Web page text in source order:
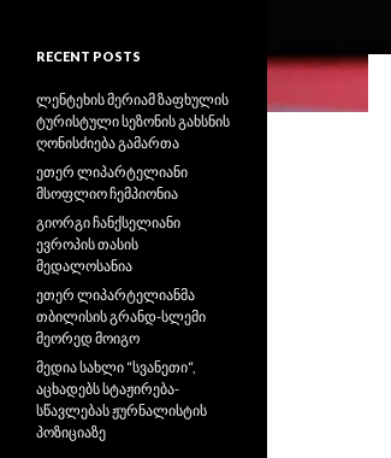
RECENT POSTS
ლენტეხის მერიამ ზაფხულის
ტურისტული სეზონის გახსნის
ღონისძიება გამართა
ეთერ ლიპარტელიანი
მსოფლიო ჩემპიონია
გიორგი ჩანქსელიანი
ევროპის თასის
მედალოსანია
ეთერ ლიპარტელიანმა
თბილისის გრანდ-სლემი
მეორედ მოიგო
მედია სახლი “სვანეთი“,
აცხადებს სტაჟირება-
სწავლებას ჟურნალისტის
პოზიციაზე